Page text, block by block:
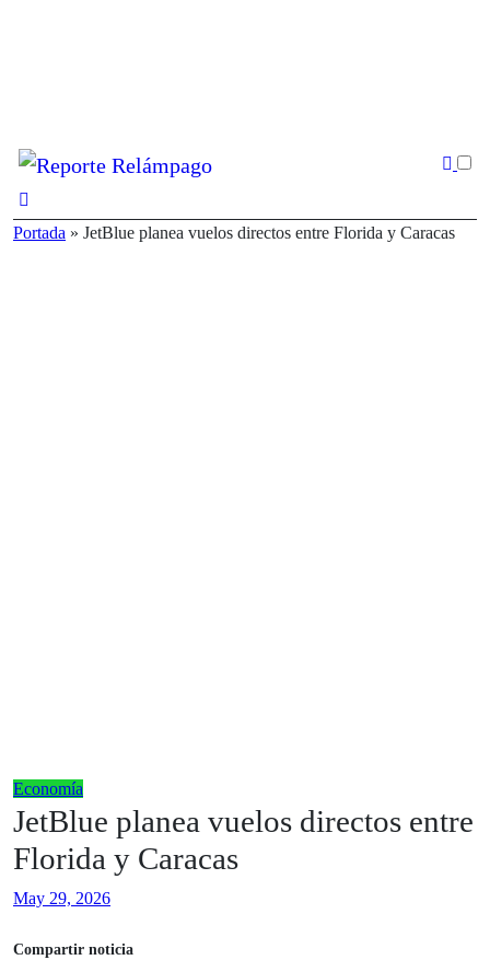
Portada » JetBlue planea vuelos directos entre Florida y Caracas
Economía
JetBlue planea vuelos directos entre
Florida y Caracas
May 29, 2026
Compartir noticia